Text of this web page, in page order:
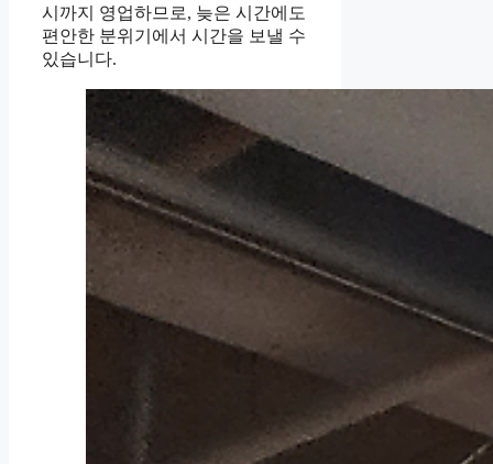
시까지 영업하므로, 늦은 시간에도
편안한 분위기에서 시간을 보낼 수
있습니다.